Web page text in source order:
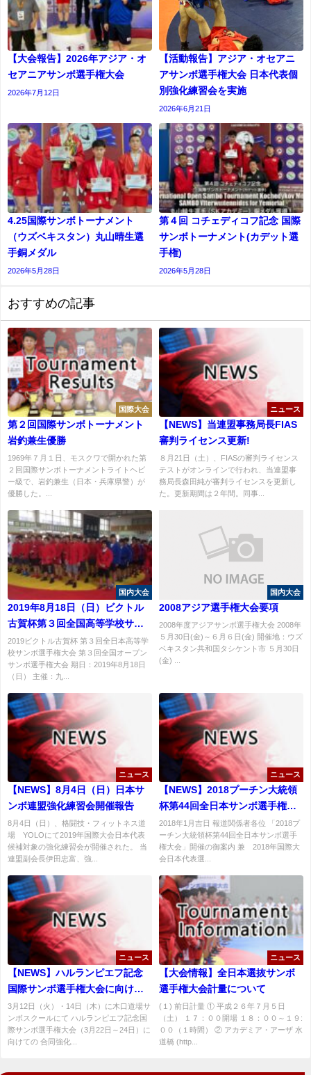
【大会報告】2026年アジア・オ
セアニアサンボ選手権大会
2026年7月12日
【活動報告】アジア・オセアニ
アサンボ選手権大会 日本代表個
別強化練習会を実施
2026年6月21日
4.25国際サンボトーナメント
（ウズベキスタン）丸山晴生選
手銅メダル
2026年5月28日
第４回 コチェディコフ記念 国際
サンボトーナメント(カデット選
⼿権)
2026年5月28日
おすすめの記事
国際大会
第２回国際サンボトーナメント
岩釣兼生優勝
1969年７月１日、モスクワで開かれた第
２回国際サンボトーナメントライトヘビ
ー級で、岩釣兼生（日本・兵庫県警）が
優勝した。...
ニュース
【NEWS】当連盟事務局長FIAS
審判ライセンス更新!
８月21日（土）、FIASの審判ライセンス
テストがオンラインで行われ、当連盟事
務局長森田純が審判ライセンスを更新し
た。更新期間は２年間。同事...
国内大会
2019年8月18日（日）ビクトル
古賀杯第３回全国高等学校サン
ボ選手権大会＆第３回全国オー
プンサンボ選手権大会結果
2019ビクトル古賀杯 第３回全日本高等学
校サンボ選手権大会 第３回全国オープン
サンボ選手権大会 期日：2019年8月18日
（日） 主催：九...
国内大会
2008アジア選手権大会要項
2008年度アジアサンボ選手権大会 2008年
５月30日(金)～６月６日(金) 開催地：ウズ
ベキスタン共和国タシケント市 ５月30日
(金) ...
ニュース
【NEWS】8月4日（日）日本サ
ンボ連盟強化練習会開催報告
8月4日（日）、格闘技・フィットネス道
場 YOLOにて2019年国際大会日本代表
候補対象の強化練習会が開催された。 当
連盟副会長伊田忠富、強...
ニュース
【NEWS】2018プーチン大統領
杯第44回全日本サンボ選手権大
会プレスリリース
2018年1月吉日 報道関係者各位 「2018プ
ーチン大統領杯第44回全日本サンボ選手
権大会」開催の御案内 兼 2018年国際大
会日本代表選...
ニュース
【NEWS】ハルランピエフ記念
国際サンボ選手権大会に向けて
合同強化練習会開催
3月12日（火）・14日（木）に木口道場サ
ンボスクールにて ハルランピエフ記念国
際サンボ選手権大会（3月22日～24日）に
向けての 合同強化...
ニュース
【大会情報】全日本選抜サンボ
選手権大会計量について
(１) 前日計量 ① 平成２６年７月５日
（土） １７：００開場 １８：００～１９:
００（１時間） ② アカデミア・アーザ 水
道橋 (http...